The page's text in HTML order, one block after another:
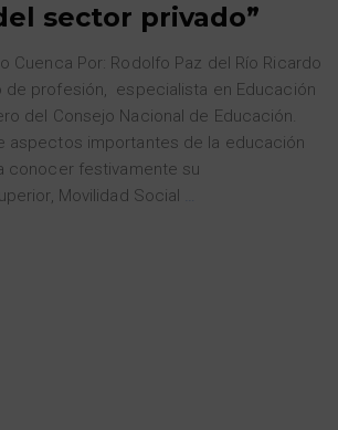
sector privado”
Cuenca Por: Rodolfo Paz del Río Ricardo
de profesión, especialista en Educación
del Consejo Nacional de Educación.
aspectos importantes de la educación
conocer festivamente su
Movilidad Social